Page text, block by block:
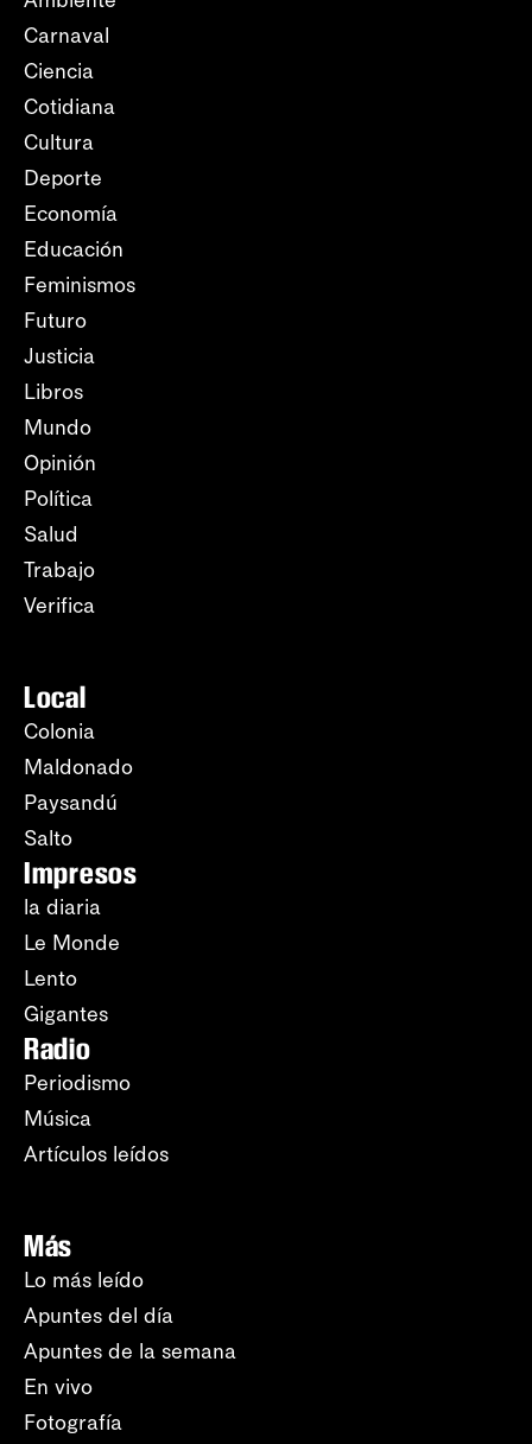
Carnaval
Ciencia
Cotidiana
Cultura
Deporte
Economía
Educación
Feminismos
Futuro
Justicia
Libros
Mundo
Opinión
Política
Salud
Trabajo
Verifica
Local
Colonia
Maldonado
Paysandú
Salto
Impresos
la diaria
Le Monde
Lento
Gigantes
Radio
Periodismo
Música
Artículos leídos
Más
Lo más leído
Apuntes del día
Apuntes de la semana
En vivo
Fotografía